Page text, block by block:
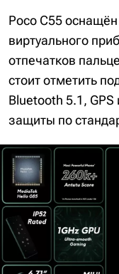
Poco C55
виртуального
отпечатков
стоит отметить
Bluetooth 5.1, GPS
защиты по